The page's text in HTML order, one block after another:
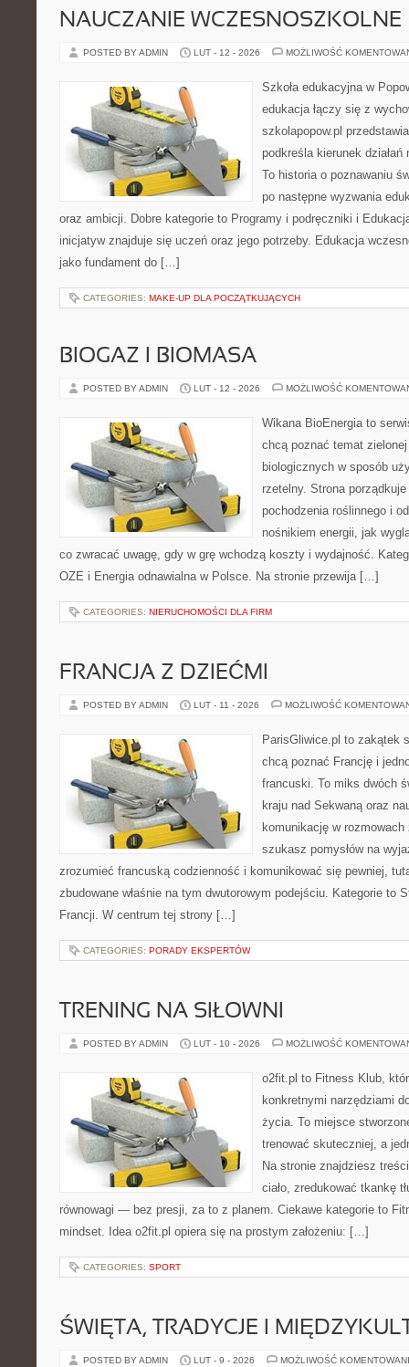
NAUCZANIE WCZESNOSZKOLNE
POSTED BY ADMIN LUT - 12 - 2026 MOŻLIWOŚĆ
Szkoła edukacyjna w
edukacja łączy się z
szkolapopow.pl
podkreśla kierunek
To historia o poznawaniu
po następne wyzwania
oraz ambicji. Dobre kategorie to Programy i podręczniki i
inicjatyw znajduje się uczeń oraz jego potrzeby. Edukacja
jako fundament do […]
CATEGORIES: MAKE-UP DLA POCZĄTKUJĄCYCH
BIOGAZ I BIOMASA
POSTED BY ADMIN LUT - 12 - 2026 MOŻLIWOŚĆ
Wikana BioEnergia to
chcą poznać temat
biologicznych w sposób
rzetelny. Strona
pochodzenia roślinnego i
nośnikiem energii, jak
co zwracać uwagę, gdy w grę wchodzą koszty i wydajność.
OZE i Energia odnawialna w Polsce. Na stronie przewija […]
CATEGORIES: NIERUCHOMOŚCI DLA FIRM
FRANCJA Z DZIEĆMI
POSTED BY ADMIN LUT - 11 - 2026 MOŻLIWOŚĆ
ParisGliwice.pl to zakątek
chcą poznać Francję i
francuski. To miks dwóch
kraju nad Sekwaną oraz
komunikację w
szukasz pomysłów na
zrozumieć francuską codzienność i komunikować się pewniej,
zbudowane właśnie na tym dwutorowym podejściu. Kategorie to
Francji. W centrum tej strony […]
CATEGORIES: PORADY EKSPERTÓW
TRENING NA SIŁOWNI
POSTED BY ADMIN LUT - 10 - 2026 MOŻLIWOŚĆ
o2fit.pl to Fitness Klub,
konkretnymi narzędziami
życia. To miejsce
trenować skuteczniej, a
Na stronie znajdziesz
ciało, zredukować tkankę
równowagi — bez presji, za to z planem. Ciekawe kategorie to
mindset. Idea o2fit.pl opiera się na prostym założeniu: […]
CATEGORIES: SPORT
ŚWIĘTA, TRADYCJE I
POSTED BY ADMIN LUT - 9 - 2026 MOŻLIWOŚĆ